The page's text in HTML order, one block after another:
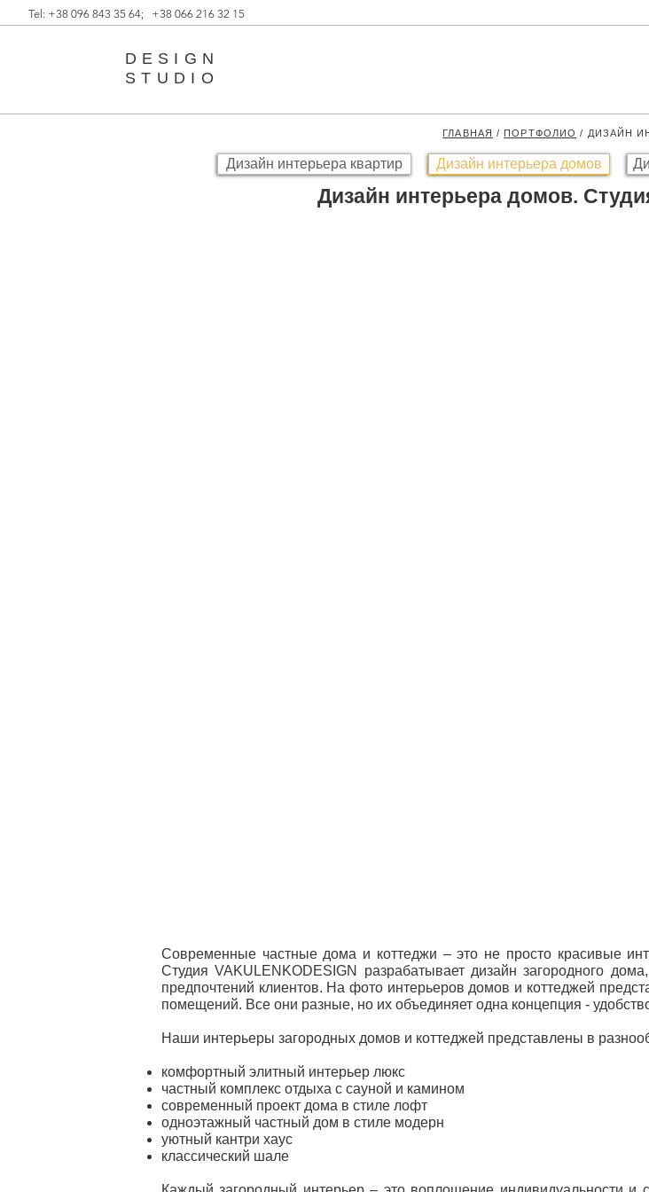
DESIGN
STUDIO
Tel: +38 096 843 35 64; +38 066 216 32 15
ГЛАВНАЯ / ПОРТФОЛИО / ДИЗАЙН
Дизайн интерьера квартир Дизайн интерьера домов
Дизайн интерьера домов.
Современные частные дома и коттеджи – это не просто красивые
Студия VAKULENKODESIGN разрабатывает дизайн загородного
предпочтений клиентов. На фото интерьеров домов и коттеджей
помещений. Все они разные, но их объединяет одна концепция -
Наши интерьеры загородных домов и коттеджей представлены в
комфортный элитный интерьер люкс
частный комплекс отдыха с сауной и камином
современный проект дома в стиле лофт
одноэтажный частный дом в стиле модерн
уютный кантри хаус
классический шале